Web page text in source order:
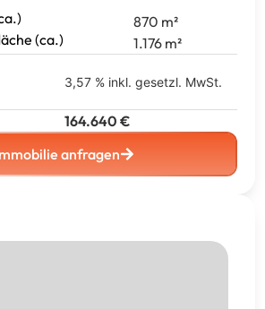
870 m²
(ca.)
1.176 m²
3,57 % inkl. gesetzl. MwSt.
164.640 €
anfragen